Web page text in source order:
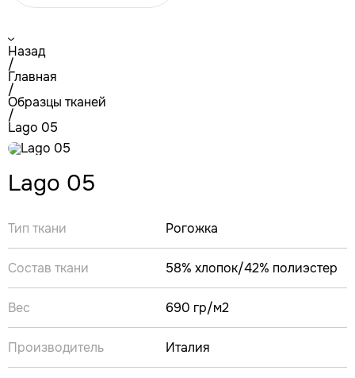
Назад
/
Главная
/
Образцы тканей
/
Lago 05
Lago 05
Тип ткани Рогожка
Состав ткани 58% хлопок/42% полиэстер
Вес 690 гр/м2
Производитель Италия